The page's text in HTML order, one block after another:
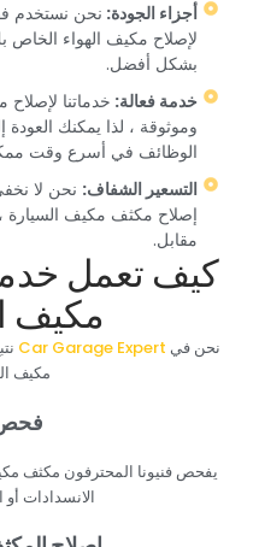
‏أجزاء الجودة: ‏ ‏نحن نستخدم
لإصلاح مكيف الهواء
بشكل أفضل.‏
‏خدمة فعالة: ‏ ‏خدماتنا
وموثوقة ، لذا يمكنك
الوظائف في أسرع وقت
‏التسعير الشفاف:‏ نحن لا
إصلاح مكثف مكيف السيارة
مقابل.‏
‏كيف تعمل
مكيف
‏نحن في ‏
مكيف
يفحص فنيونا المحترفون مكثف
الانسدادات أو